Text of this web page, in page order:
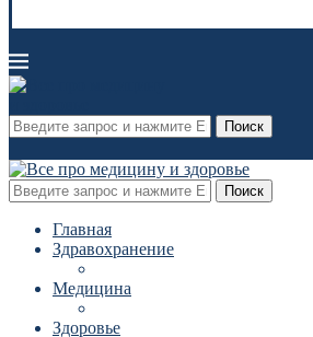
Поиск
Поиск
Главная
Здравохранение
Медицина
Здоровье